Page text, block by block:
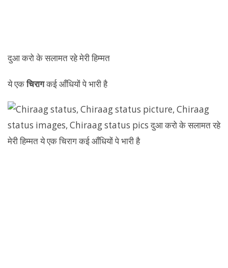
दुआ करो के सलामत रहे मेरी हिम्मत
ये एकचिरागकई आँधियों पे भारी है